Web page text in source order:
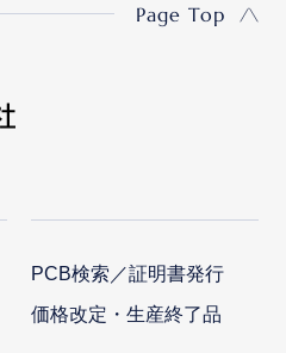
Page Top
PCB検索／証明書発行
価格改定・生産終了品